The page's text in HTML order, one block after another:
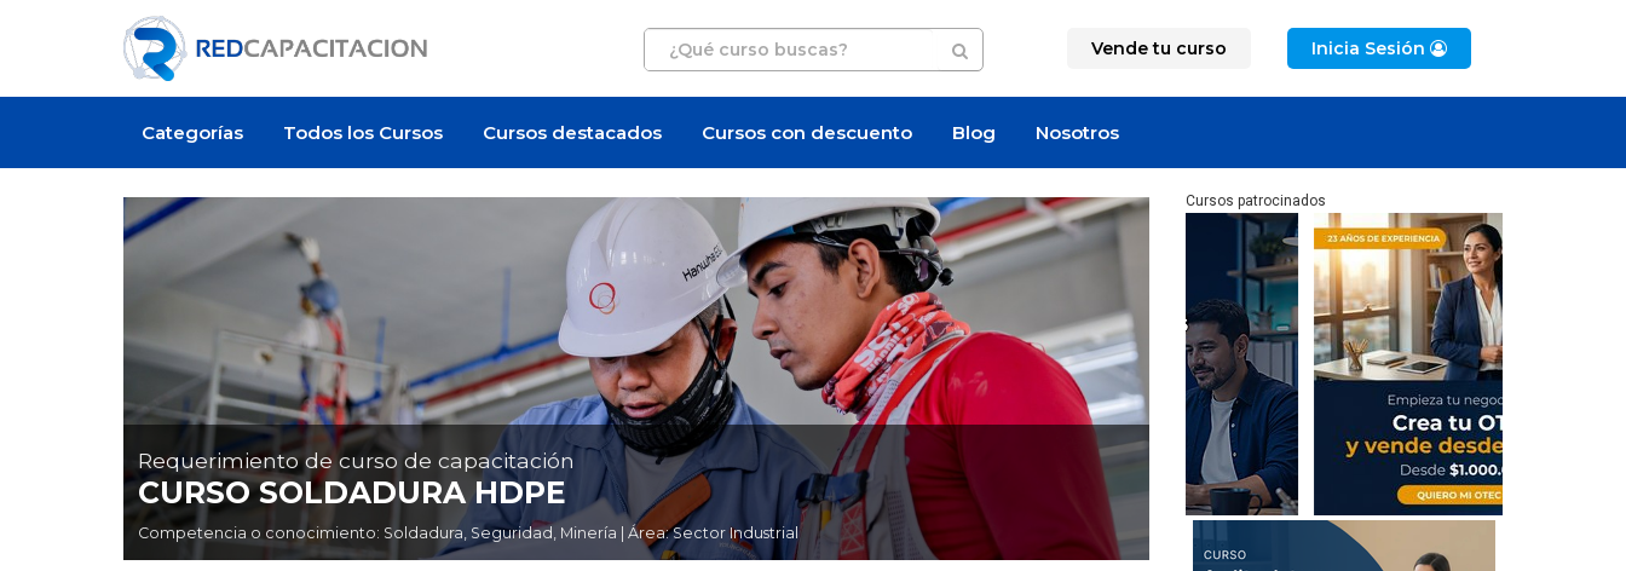
Vende tu curso Inicia Sesión
Categorías Todos los Cursos Cursos destacados Cursos con descuento Blog Nosotros
Requerimiento de curso de capacitación
CURSO SOLDADURA HDPE
Competencia o conocimiento: Soldadura, Seguridad, Minería | Área: Sector Industrial
Cursos patrocinados